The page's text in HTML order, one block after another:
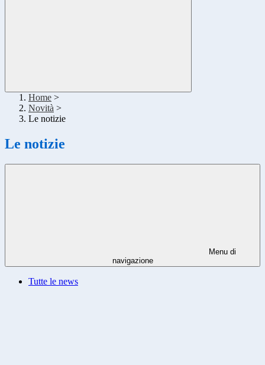
Home >
Novità >
Le notizie
Le notizie
Menu di
navigazione
Tutte le news